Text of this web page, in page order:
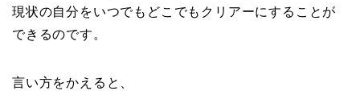
現状の自分をいつでもどこでもクリアーにすることが
できるのです。
言い方をかえると、